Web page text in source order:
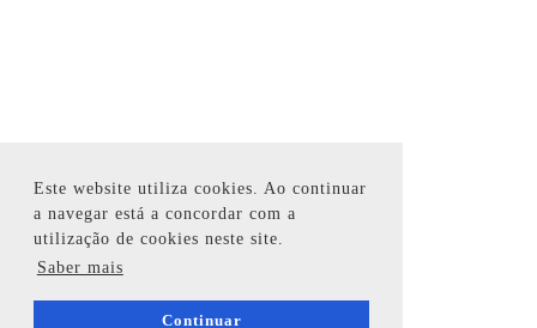
Este website utiliza cookies. Ao continuar
a navegar está a concordar com a
utilização de cookies neste site.
Saber mais
Continuar